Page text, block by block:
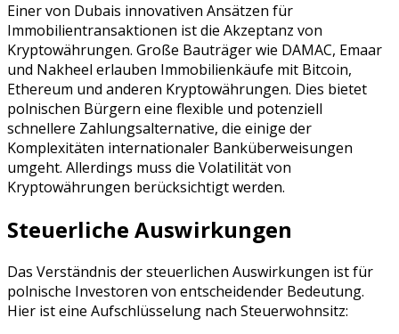
Einer von Dubais innovativen Ansätzen für
Immobilientransaktionen ist die Akzeptanz von
Kryptowährungen. Große Bauträger wie DAMAC, Emaar
und Nakheel erlauben Immobilienkäufe mit Bitcoin,
Ethereum und anderen Kryptowährungen. Dies bietet
polnischen Bürgern eine flexible und potenziell
schnellere Zahlungsalternative, die einige der
Komplexitäten internationaler Banküberweisungen
umgeht. Allerdings muss die Volatilität von
Kryptowährungen berücksichtigt werden.
Steuerliche Auswirkungen
Das Verständnis der steuerlichen Auswirkungen ist für
polnische Investoren von entscheidender Bedeutung.
Hier ist eine Aufschlüsselung nach Steuerwohnsitz: